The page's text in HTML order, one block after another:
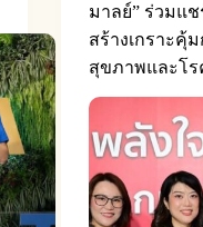
มาลย์” ร่วมแ
สร้างเกราะคุ้
สุขภาพและโร